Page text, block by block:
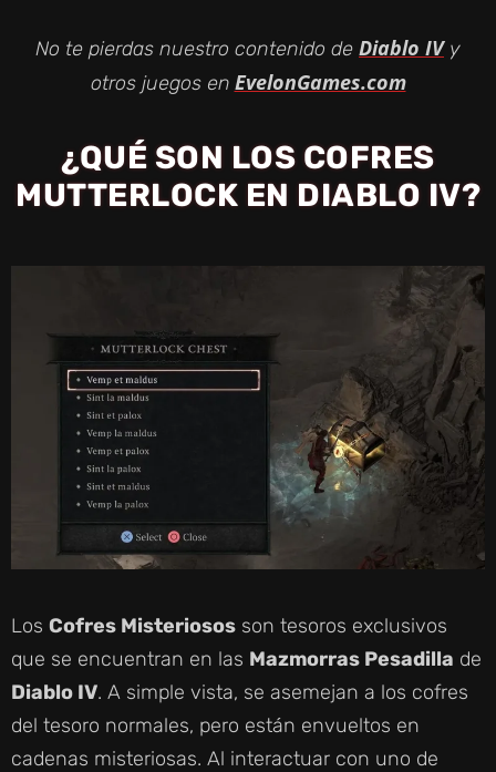
No te pierdas nuestro contenido de Diablo IVy
otros juegos en EvelonGames.com
¿QUÉ SON LOS COFRES
MUTTERLOCK EN DIABLO IV?
Los Cofres Misteriosos son tesoros exclusivos
que se encuentran en las Mazmorras Pesadilla de
Diablo IV. A simple vista, se asemejan a los cofres
del tesoro normales, pero están envueltos en
cadenas misteriosas. Al interactuar con uno de